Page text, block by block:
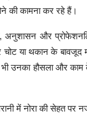
की कामना कर रहे हैं।
अनुशासन और
या थकान के बावजूद
उनका हौसला और काम
में नोरा की सेहत